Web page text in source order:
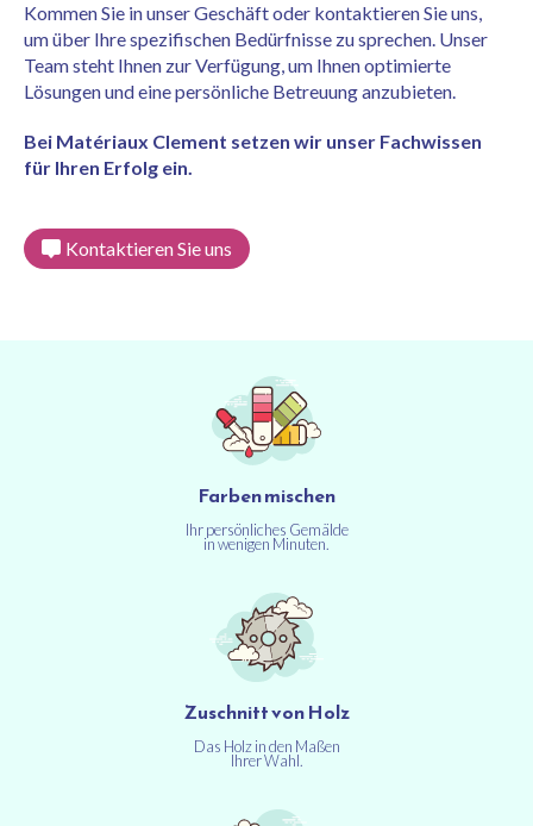
Kommen Sie in unser Geschäft oder kontaktieren Sie uns,
um über Ihre spezifischen Bedürfnisse zu sprechen. Unser
Team steht Ihnen zur Verfügung, um Ihnen optimierte
Lösungen und eine persönliche Betreuung anzubieten.
Bei Matériaux Clement setzen wir unser Fachwissen
für Ihren Erfolg ein.
Kontaktieren Sie uns
Farben mischen
Ihr persönliches Gemälde
in wenigen Minuten.
Zuschnitt von Holz
Das Holz in den Maßen
Ihrer Wahl.